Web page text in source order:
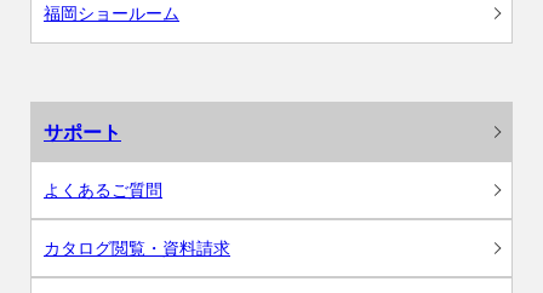
福岡ショールーム
サポート
よくあるご質問
カタログ閲覧・資料請求